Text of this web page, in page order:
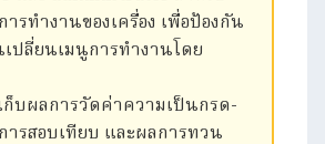
รทำงานของเครื่อง เพื่อป้องกัน
เปลี่ยนเมนูการทำงานโดย
ก็บผลการวัดค่าความเป็นกรด-
ารสอบเทียบ และผลการทวน